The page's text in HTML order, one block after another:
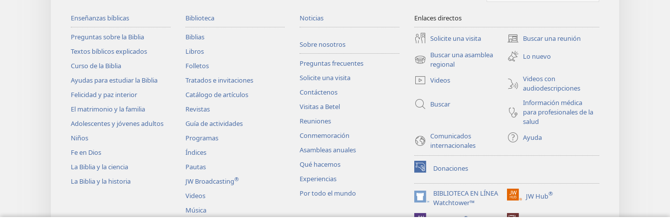
Enseñanzas bíblicas
Preguntas sobre la Biblia
Textos bíblicos explicados
Curso de la Biblia
Ayudas para estudiar la Biblia
Felicidad y paz interior
El matrimonio y la familia
Adolescentes y jóvenes adultos
Niños
Fe en Dios
La Biblia y la ciencia
La Biblia y la historia
Biblioteca
Biblias
Libros
Folletos
Tratados e invitaciones
Catálogo de artículos
Revistas
Guía de actividades
Programas
Índices
Pautas
JW Broadcasting®
Videos
Música
Noticias
Sobre nosotros
Preguntas frecuentes
Solicite una visita
Contáctenos
Visitas a Betel
Reuniones
Conmemoración
Asambleas anuales
Qué hacemos
Experiencias
Por todo el mundo
Enlaces directos
Solicite una visita Buscar una reunión
(abre
una
nueva
Buscar una asamblea
regional
(abre
nueva
Lo nuevo
Videos
Videos con
audiodescripciones
Buscar
Información médica
para profesionales de la
salud
Comunicados
internacionales
Ayuda
Donaciones
(abre
una
nueva
ventana)
BIBLIOTECA EN LÍNEA
Watchtower™
(abre
una
JW Hub®
(abre
nueva
®